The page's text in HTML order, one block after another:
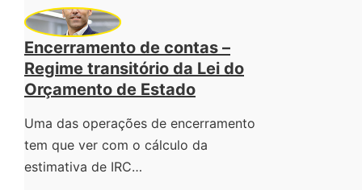
Encerramento de contas –
Regime transitório da Lei do
Orçamento de Estado
Uma das operações de encerramento
tem que ver com o cálculo da
estimativa de IRC…